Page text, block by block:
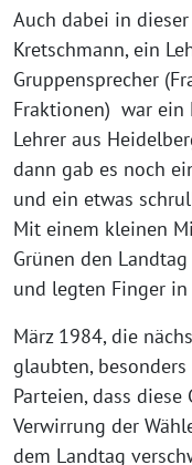
Auch dabei in
Kretschmann, ein
Gruppensprecher
Fraktionen) war ein
Lehrer aus
dann gab es noch
und ein etwas
Mit einem klei­nen
Grünen den
und leg­ten Finger
März 1984, die
glaub­ten,
Parteien, dass
Verwirrung der
dem Landtag